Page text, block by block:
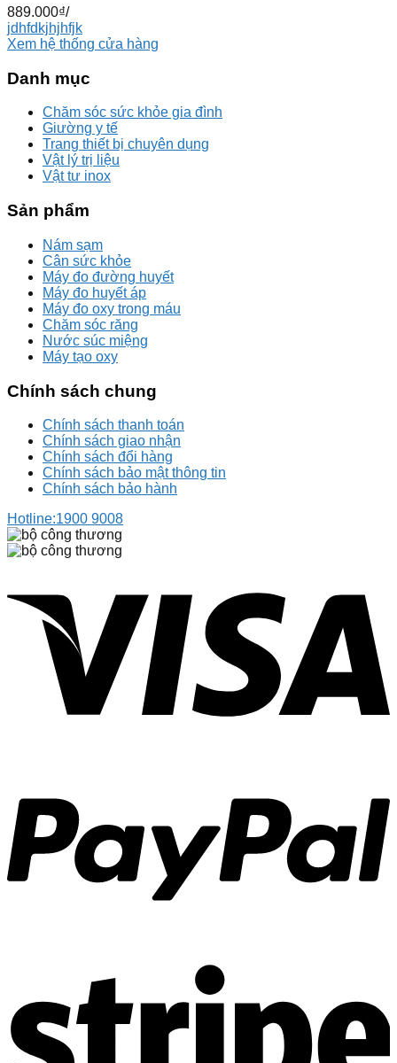
889.000₫/
jdhfdkjhjhfjk
Xem hệ thống cửa hàng
Danh mục
Chăm sóc sức khỏe gia đình
Giường y tế
Trang thiết bị chuyên dụng
Vật lý trị liệu
Vật tư inox
Sản phẩm
Nám sạm
Cân sức khỏe
Máy đo đường huyết
Máy đo huyết áp
Máy đo oxy trong máu
Chăm sóc răng
Nước súc miệng
Máy tạo oxy
Chính sách chung
Chính sách thanh toán
Chính sách giao nhận
Chính sách đổi hàng
Chính sách bảo mật thông tin
Chính sách bảo hành
Hotline:1900 9008